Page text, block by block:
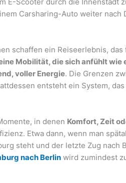
E-Scooter durch die Innenstadt
Carsharing-Auto weiter nach
schaffen ein Reiseerlebnis,
Mobilität, die sich anfühlt
voller Energie. Die Grenzen
entsteht ein System,
in denen Komfort, Zeit
Etwa dann, wenn man
steht und der letzte Zug nach
nach Berlin wird zumindest